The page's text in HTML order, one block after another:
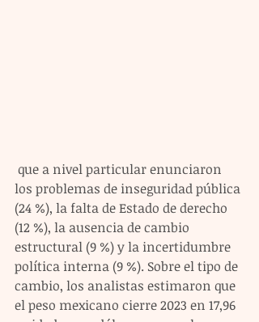
los problemas de inseguridad pública
(24 %), la falta de Estado de derecho
(12 %), la ausencia de cambio
estructural (9 %) y la incertidumbre
política interna (9 %). Sobre el tipo de
cambio, los analistas estimaron que
el peso mexicano cierre 2023 en 17,96